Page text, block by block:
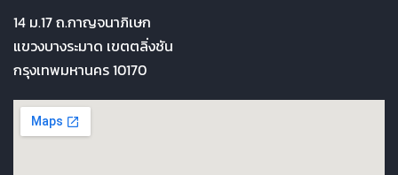
14 ม.17 ถ.กาญจนาภิเษก
แขวงบางระมาด เขตตลิ่งชัน
กรุงเทพมหานคร 10170